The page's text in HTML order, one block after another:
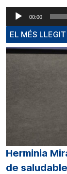
Reproductor
d'àudio
00:00
EL MÉS LLEGIT
Herminia
de